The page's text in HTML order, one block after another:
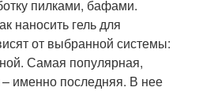
пилками, бафами.
наносить гель для
от выбранной системы:
Самая популярная,
именно последняя. В нее